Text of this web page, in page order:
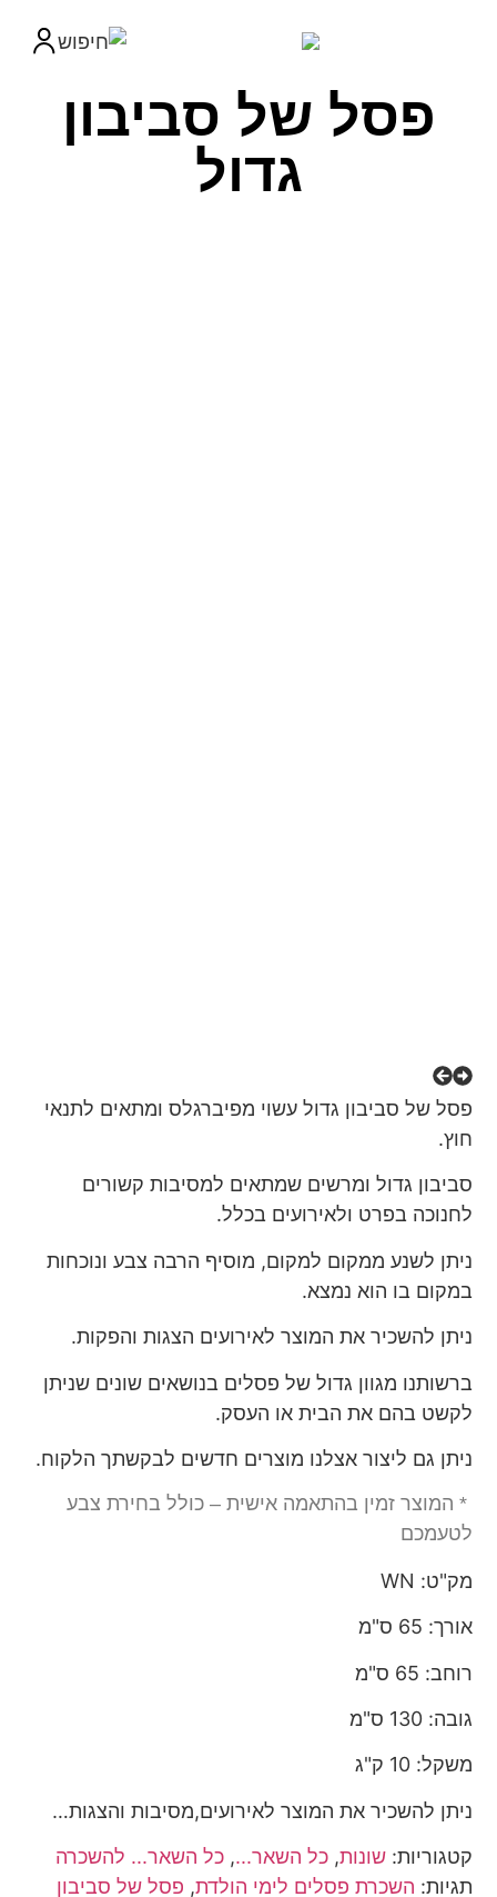
פסל של סביבון
גדול
פסל של סביבון גדול עשוי מפיברגלס ומתאים לתנאי
חוץ.
סביבון גדול ומרשים שמתאים למסיבות קשורים
לחנוכה בפרט ולאירועים בכלל.
ניתן לשנע ממקום למקום, מוסיף הרבה צבע ונוכחות
במקום בו הוא נמצא.
ניתן להשכיר את המוצר לאירועים הצגות והפקות.
ברשותנו מגוון גדול של פסלים בנושאים שונים שניתן
לקשט בהם את הבית או העסק.
ניתן גם ליצור אצלנו מוצרים חדשים לבקשתך הלקוח.
* המוצר זמין בהתאמה אישית – כולל בחירת צבע
לטעמכם
מק"ט: WN
אורך: 65 ס"מ
רוחב: 65 ס"מ
גובה: 130 ס"מ
משקל: 10 ק"ג
ניתן להשכיר את המוצר לאירועים,מסיבות והצגות…
קטגוריות: שונות,כל השאר...,כל השאר... להשכרה
תגיות: השכרת פסלים לימי הולדת, פסל של סביבון